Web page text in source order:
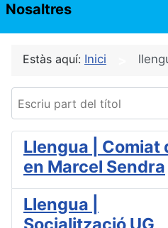
Nosaltres
Estàs aquí: Inici
Escriu part del títol
Llengua | Comiat
en Marcel Sendra
Llengua |